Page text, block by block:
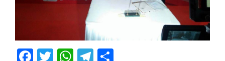
Facebook
Twitter
WhatsApp
Telegram